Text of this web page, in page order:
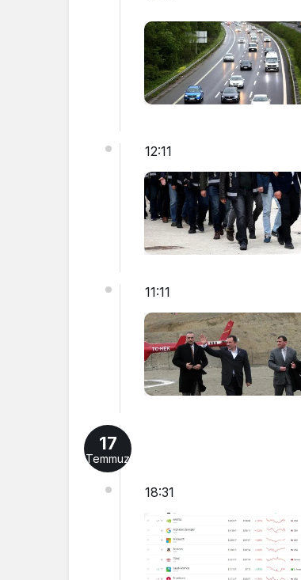
12:11
11:11
17
Temmuz
18:31